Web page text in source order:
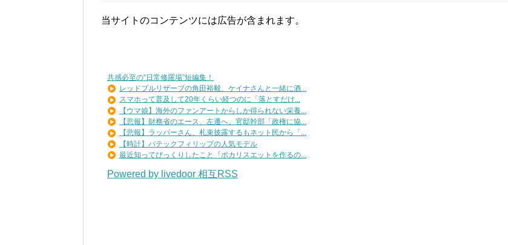
当サイトのコンテンツには広告が含まれます。
共感必至の“日常修羅場”短編集！
レッドブルリザーブの角田裕毅、ケイナさんと一緒に酒...
スマホって普及して20年くらい経つのに「落とすだけ...
【ウマ娘】海外のファンアートからしか得られない栄養...
【悲報】財務省のエース、左遷へ。官邸幹部「政権に協...
【悲報】ラッパーさん、札束披露するもネット民から「...
【時計】パテックフィリップの人気モデル
最近知ってびっくりしたこと『ポカリスエットを作るの...
Powered by livedoor 相互RSS